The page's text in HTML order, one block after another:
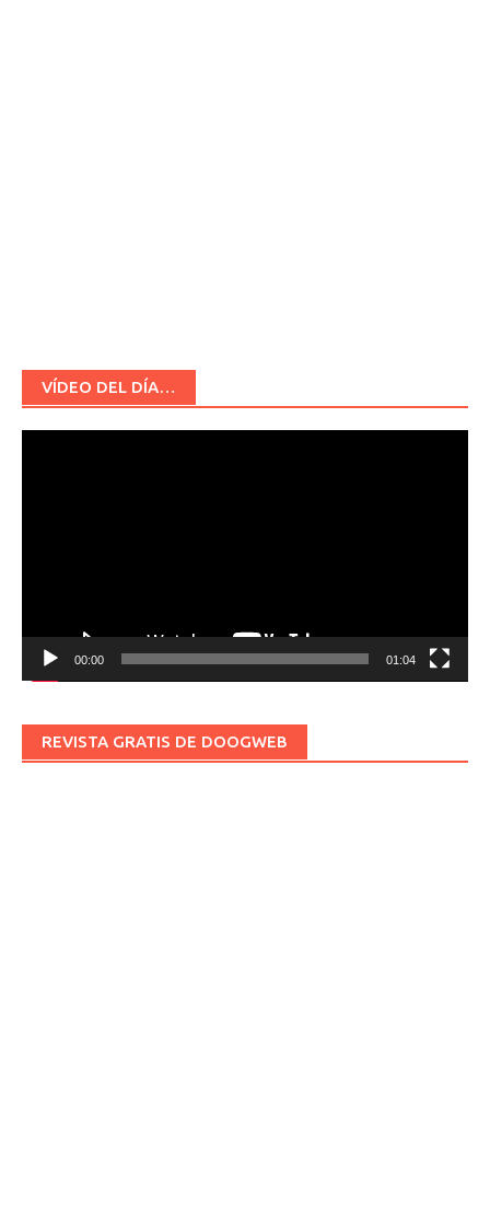
VÍDEO DEL DÍA…
00:00 01:04
REVISTA GRATIS DE DOOGWEB